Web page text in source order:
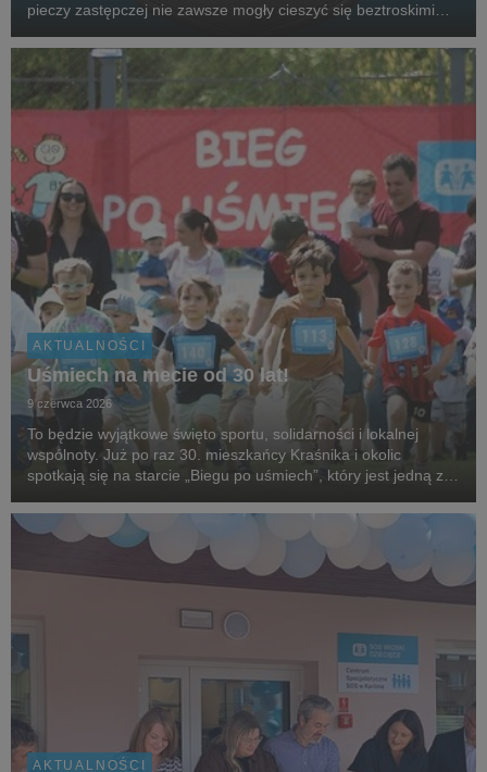
pieczy zastępczej nie zawsze mogły cieszyć się beztroskimi
SOS Wiosek Dziecięcych, gwiazdy,...
AKTUALNOŚCI
Uśmiech na mecie od 30 lat!
9 czerwca 2026
To będzie wyjątkowe święto sportu, solidarności i lokalnej
wspólnoty. Już po raz 30. mieszkańcy Kraśnika i okolic
spotkają się na starcie „Biegu po uśmiech”, który jest jedną z
biegowych w regionie, organizowanej przez...
AKTUALNOŚCI